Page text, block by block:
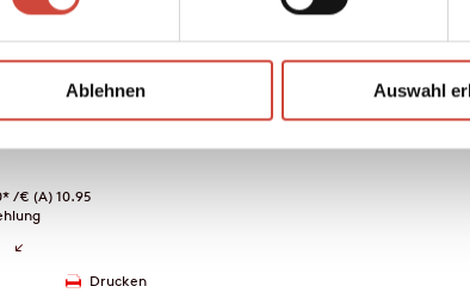
Ablehnen Auswahl
2014
/ € (A) 10.95
Drucken